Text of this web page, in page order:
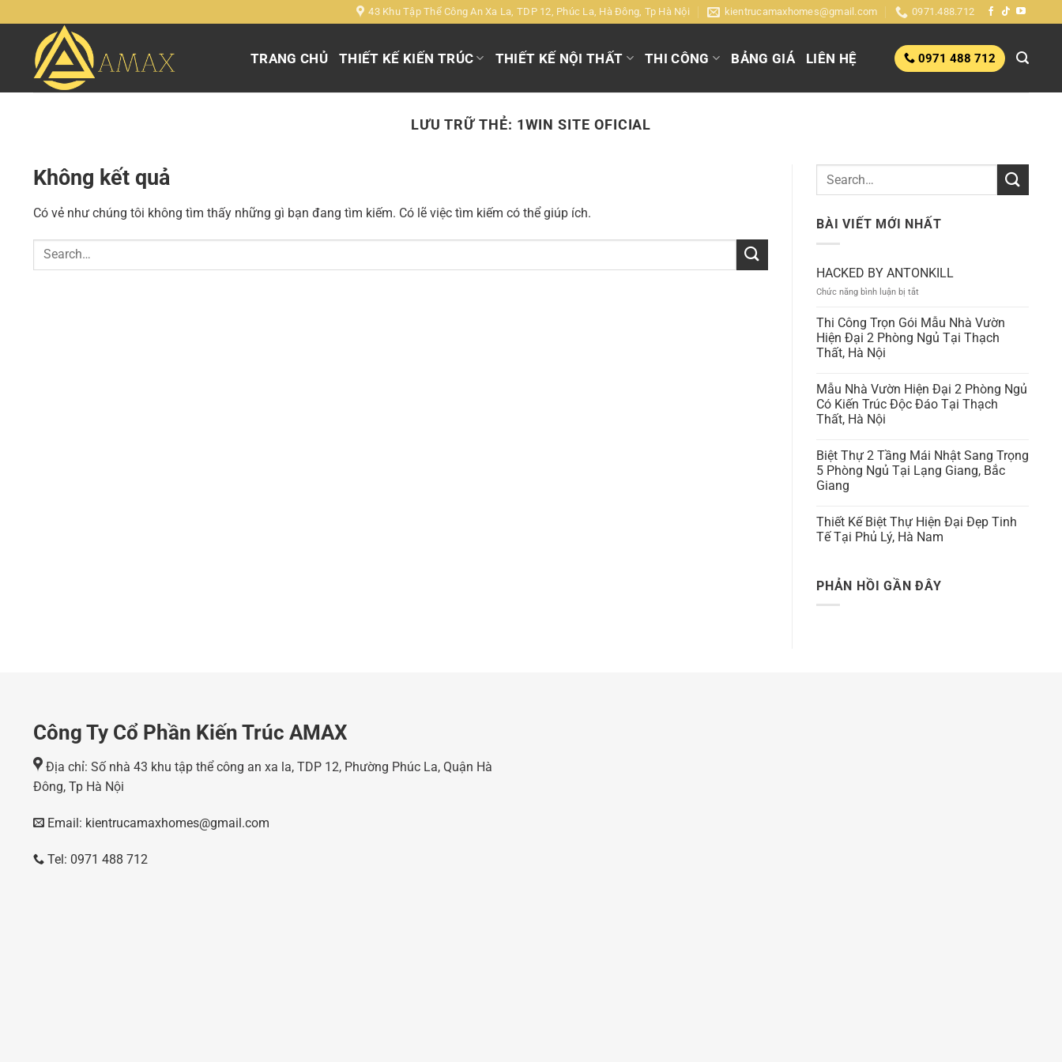
đến
43 Khu Tập Thể Công An Xa La, TDP 12, Phúc La, Hà Đông, Tp Hà Nội kientrucamaxhomes@gmail.com 0971.488.712
TRANG CHỦ THIẾT KẾ KIẾN TRÚC THIẾT KẾ NỘI THẤT THI CÔNG BẢNG GIÁ LIÊN HỆ 0971 488 712
LƯU TRỮ THẺ: 1WIN SITE OFICIAL
Không kết quả
Có vẻ như chúng tôi không tìm thấy những gì bạn đang tìm kiếm. Có lẽ việc tìm kiếm có thể giúp ích.
BÀI VIẾT MỚI NHẤT
HACKED BY ANTONKILL
Chức năng bình luận bị tắt
BY
ANTONKILL
Thi Công Trọn Gói Mẫu Nhà Vườn
Hiện Đại 2 Phòng Ngủ Tại Thạch
Thất, Hà Nội
Mẫu Nhà Vườn Hiện Đại 2 Phòng Ngủ
Có Kiến Trúc Độc Đáo Tại Thạch
Thất, Hà Nội
Biệt Thự 2 Tầng Mái Nhật Sang Trọng
5 Phòng Ngủ Tại Lạng Giang, Bắc
Giang
Thiết Kế Biệt Thự Hiện Đại Đẹp Tinh
Tế Tại Phủ Lý, Hà Nam
PHẢN HỒI GẦN ĐÂY
Công Ty Cổ Phần Kiến Trúc AMAX
Địa chỉ: Số nhà 43 khu tập thể công an xa la, TDP 12, Phường Phúc La, Quận Hà
Đông, Tp Hà Nội
Email: kientrucamaxhomes@gmail.com
Tel: 0971 488 712